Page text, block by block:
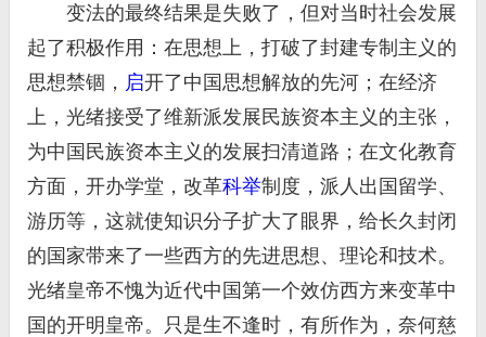
变法的最终结果是失败了，但对当时社会发展
起了积极作用：在思想上，打破了封建专制主义的
思想禁锢， 启开了中国思想解放的先河；在经济
上，光绪接受了维新派发展民族资本主义的主张，
为中国民族资本主义的发展扫清道路；在文化教育
方面，开办学堂，改革科举制度，派人出国留学、
游历等，这就使知识分子扩大了眼界，给长久封闭
的国家带来了一些西方的先进思想、理论和技术。
光绪皇帝不愧为近代中国第一个效仿西方来变革中
国的开明皇帝。只是生不逢时，有所作为，奈何慈